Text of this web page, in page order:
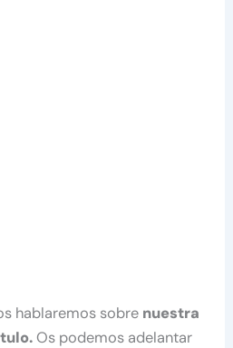
hablaremos sobre nuestra
Os podemos adelantar